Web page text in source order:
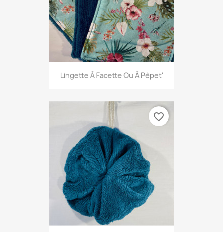
Lingette À Facette Ou À Pèpet'
favorite_border